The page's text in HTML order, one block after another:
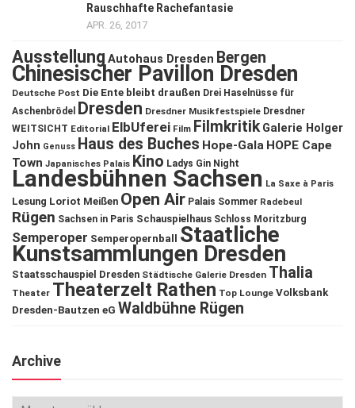
Rauschhafte Rachefantasie
APR. 26, 2017
Ausstellung Autohaus Dresden Bergen
Chinesischer Pavillon Dresden
Deutsche Post Die Ente bleibt draußen Drei Haselnüsse für
Aschenbrödel
Dresden Dresdner Musikfestspiele Dresdner
WEITSICHT Editorial ElbUferei Film Filmkritik Galerie Holger
John Genuss Haus des Buches Hope-Gala HOPE Cape
Town Japanisches Palais Kino Ladys Gin Night
Landesbühnen Sachsen La Saxe à Paris
Lesung Loriot Meißen Open Air Palais Sommer Radebeul
Rügen Sachsen in Paris Schauspielhaus Schloss Moritzburg
Semperoper Semperopernball Staatliche
Kunstsammlungen Dresden
Staatsschauspiel Dresden Städtische Galerie Dresden Thalia
Theater Theaterzelt Rathen Top Lounge Volksbank
Dresden-Bautzen eG Waldbühne Rügen
Archive